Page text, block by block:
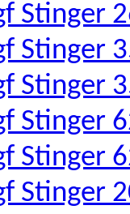
Stinger
Stinger
Stinger
Stinger
Stinger
Stinger